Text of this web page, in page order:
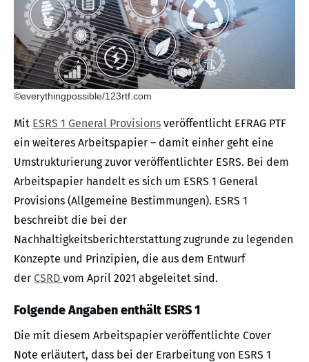
©everythingpossible/123rtf.com
Mit ESRS 1 General Provisions veröffentlicht EFRAG PTF
ein weiteres Arbeitspapier – damit einher geht eine
Umstrukturierung zuvor veröffentlichter ESRS. Bei dem
Arbeitspapier handelt es sich um ESRS 1 General
Provisions (Allgemeine Bestimmungen). ESRS 1
beschreibt die bei der
Nachhaltigkeitsberichterstattung zugrunde zu legenden
Konzepte und Prinzipien, die aus dem Entwurf
der CSRD vom April 2021 abgeleitet sind.
Folgende Angaben enthält ESRS 1
Die mit diesem Arbeitspapier veröffentlichte Cover
Note erläutert, dass bei der Erarbeitung von ESRS 1